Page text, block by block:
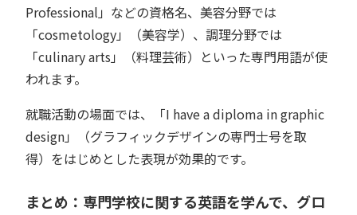
Professional」などの資格名、美容分野では
「cosmetology」（美容学）、調理分野では
「culinary arts」（料理芸術）といった専門用語が使
われます。
就職活動の場面では、「I have a diploma in graphic
design」（グラフィックデザインの専門士号を取
得）をはじめとした表現が効果的です。
まとめ：専門学校に関する英語を学んで、グロ